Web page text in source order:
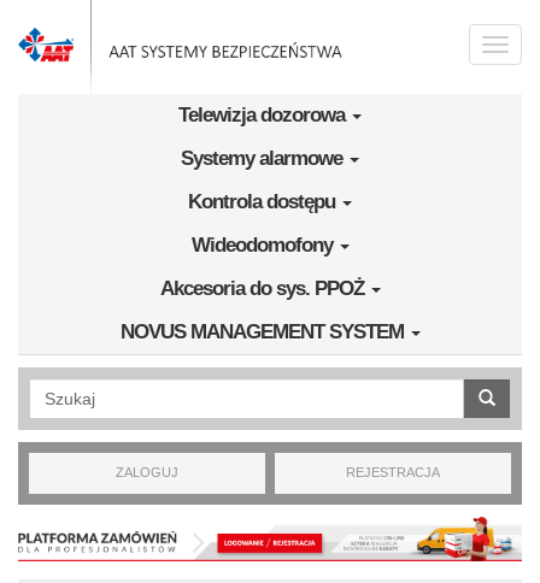
Toggle
Telewizja dozorowa
Systemy alarmowe
Kontrola dostępu
Wideodomofony
Akcesoria do sys. PPOŻ
NOVUS MANAGEMENT SYSTEM
Wyszukiwanie pełnotekstowe
ZALOGUJ REJESTRACJA